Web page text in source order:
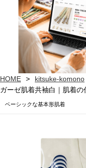
HOME
kitsuke-komono
ガーゼ肌着共袖白｜肌着
ベーシックな基本形肌着